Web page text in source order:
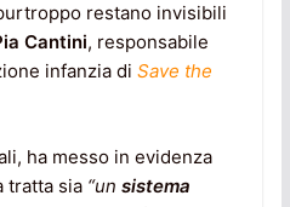
restano invisibili
Cantini, responsabile
infanzia di Save the
ha messo in evidenza
tratta sia“un sistema